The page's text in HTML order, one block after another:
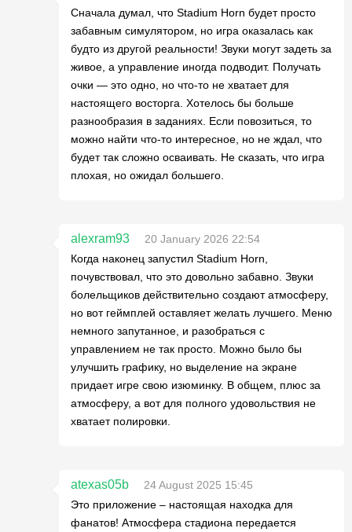
Сначала думал, что Stadium Horn будет просто
забавным симулятором, но игра оказалась как
будто из другой реальности! Звуки могут задеть за
живое, а управление иногда подводит. Получать
очки — это одно, но что-то не хватает для
настоящего восторга. Хотелось бы больше
разнообразия в заданиях. Если повозиться, то
можно найти что-то интересное, но не ждал, что
будет так сложно осваивать. Не сказать, что игра
плохая, но ожидал большего.
alexram93
20 January 2026 22:54
Когда наконец запустил Stadium Horn,
почувствовал, что это довольно забавно. Звуки
болельщиков действительно создают атмосферу,
но вот геймплей оставляет желать лучшего. Меню
немного запутанное, и разобраться с
управлением не так просто. Можно было бы
улучшить графику, но выделение на экране
придает игре свою изюминку. В общем, плюс за
атмосферу, а вот для полного удовольствия не
хватает полировки.
atexas05b
24 August 2025 15:45
Это приложение – настоящая находка для
фанатов! Атмосфера стадиона передается